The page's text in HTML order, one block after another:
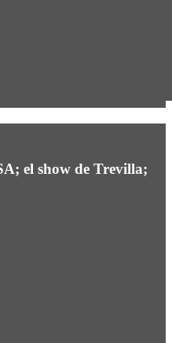
el show de Trevilla;